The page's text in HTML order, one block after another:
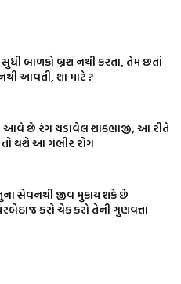
બાળકો બ્રશ નથી કરતા, તેમ છતાં
આવતી, શા માટે ?
આવે છે રંગ ચડાવેલ શાકભાજી, આ રીતે
થશે આ ગંભીર રોગ
સેવનથી જીવ મુકાય શકે છે
કરો ચેક કરો તેની ગુણવત્તા